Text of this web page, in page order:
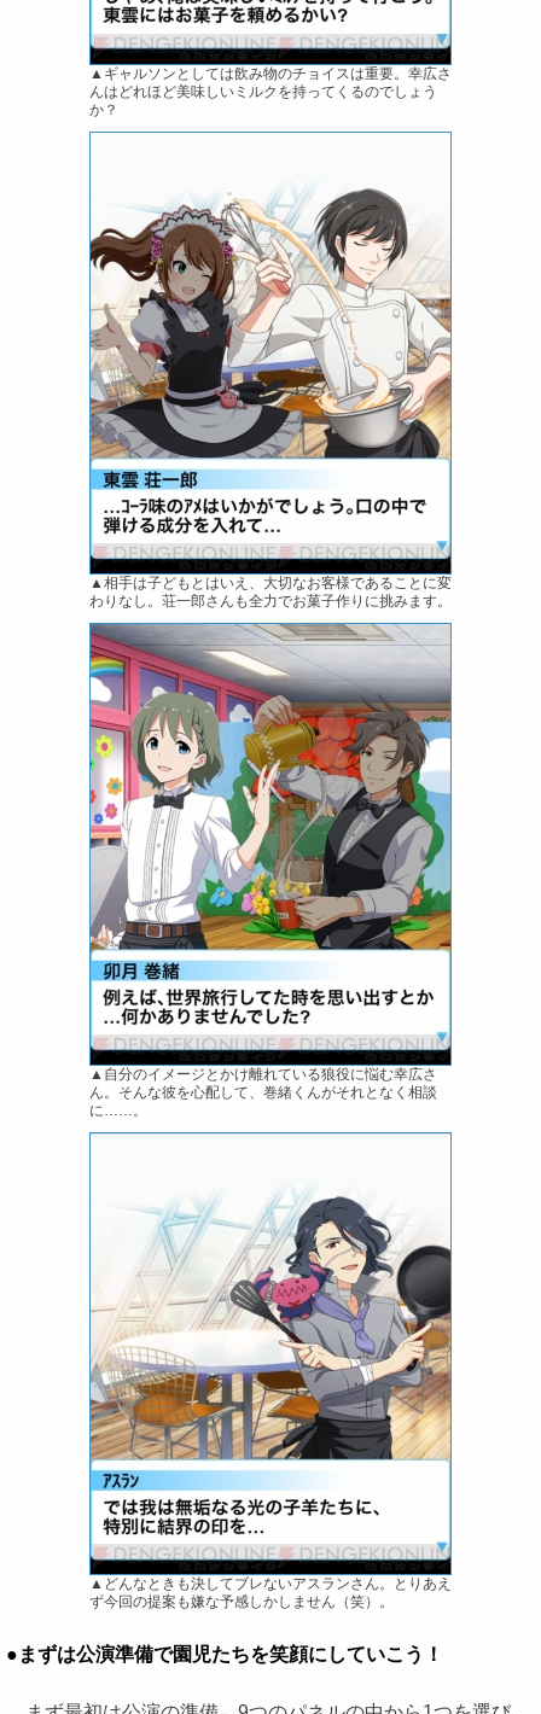
▲ギャルソンとしては飲み物のチョイスは重要。幸広さ
んはどれほど美味しいミルクを持ってくるのでしょう
か？
▲相手は子どもとはいえ、大切なお客様であることに変
わりなし。荘一郎さんも全力でお菓子作りに挑みます。
▲自分のイメージとかけ離れている狼役に悩む幸広さ
ん。そんな彼を心配して、巻緒くんがそれとなく相談
に……。
▲どんなときも決してブレないアスランさん。とりあえ
ず今回の提案も嫌な予感しかしません（笑）。
●まずは公演準備で園児たちを笑顔にしていこう！